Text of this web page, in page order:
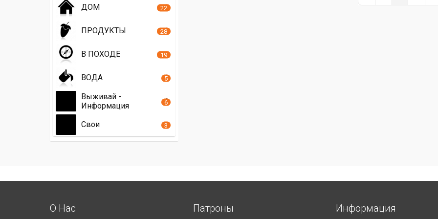
ДОМ 22
ПРОДУКТЫ 28
В ПОХОДЕ 19
ВОДА 5
Выживай -
Информация
6
Свои 3
О Нас Патроны Информация